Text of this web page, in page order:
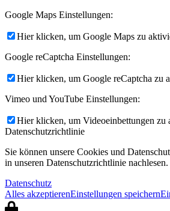
Google Maps Einstellungen:
Hier klicken, um Google Maps zu
Google reCaptcha Einstellungen:
Hier klicken, um Google reCaptcha zu
Vimeo und YouTube Einstellungen:
Hier klicken, um Videoeinbettungen zu
Datenschutzrichtlinie
Sie können unsere Cookies und
in unseren Datenschutzrichtlinie nachlesen.
Datenschutz
Alles akzeptierenEinstellungen speichern